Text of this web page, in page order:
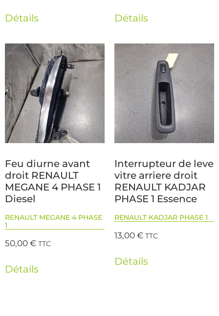
Détails Détails
Feu diurne avant
droit RENAULT
MEGANE 4 PHASE 1
Diesel
RENAULT MEGANE 4 PHASE
1
50,00€ TTC
Détails
Interrupteur de leve
vitre arriere droit
RENAULT KADJAR
PHASE 1 Essence
RENAULT KADJAR PHASE 1
13,00€ TTC
Détails